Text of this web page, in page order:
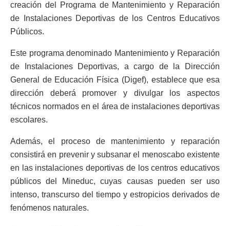
creación del Programa de Mantenimiento y Reparación
de Instalaciones Deportivas de los Centros Educativos
Públicos.
Este programa denominado Mantenimiento y Reparación
de Instalaciones Deportivas, a cargo de la Dirección
General de Educación Física (Digef), establece que esa
dirección deberá promover y divulgar los aspectos
técnicos normados en el área de instalaciones deportivas
escolares.
Además, el proceso de mantenimiento y reparación
consistirá en prevenir y subsanar el menoscabo existente
en las instalaciones deportivas de los centros educativos
públicos del Mineduc, cuyas causas pueden ser uso
intenso, transcurso del tiempo y estropicios derivados de
fenómenos naturales.